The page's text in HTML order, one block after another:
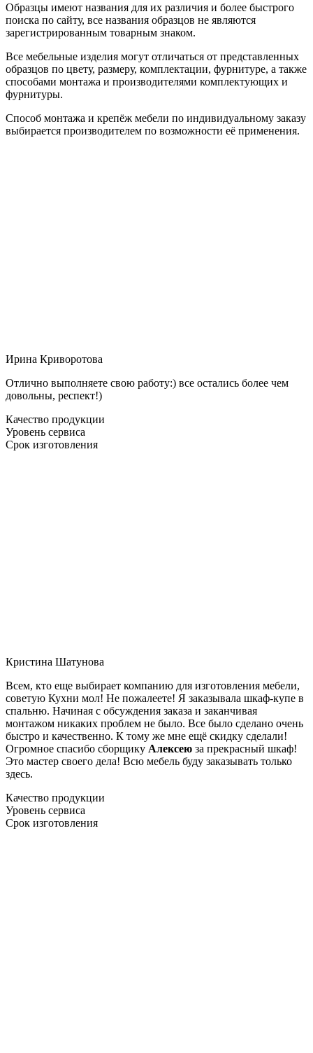
Образцы имеют названия для их различия и более быстрого
поиска по сайту, все названия образцов не являются
зарегистрированным товарным знаком.
Все мебельные изделия могут отличаться от представленных
образцов по цвету, размеру, комплектации, фурнитуре, а также
способами монтажа и производителями комплектующих и
фурнитуры.
Способ монтажа и крепёж мебели по индивидуальному заказу
выбирается производителем по возможности её применения.
Ирина Криворотова
Отлично выполняете свою работу:) все остались более чем
довольны, респект!)
Качество продукции
Уровень сервиса
Срок изготовления
Кристина Шатунова
Всем, кто еще выбирает компанию для изготовления мебели,
советую Кухни мол! Не пожалеете! Я заказывала шкаф-купе в
спальню. Начиная с обсуждения заказа и заканчивая
монтажом никаких проблем не было. Все было сделано очень
быстро и качественно. К тому же мне ещё скидку сделали!
Огромное спасибо сборщику Алексею за прекрасный шкаф!
Это мастер своего дела! Всю мебель буду заказывать только
здесь.
Качество продукции
Уровень сервиса
Срок изготовления